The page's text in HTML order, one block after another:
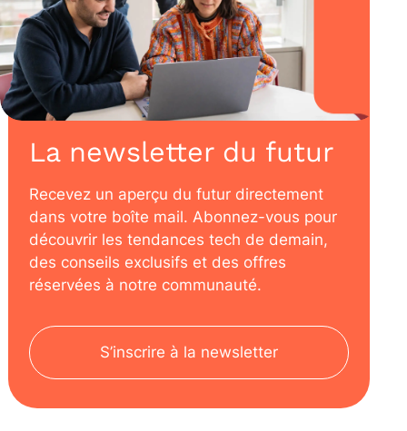
La newsletter du futur
Recevez un aperçu du futur directement
dans votre boîte mail. Abonnez-vous pour
découvrir les tendances tech de demain,
des conseils exclusifs et des offres
réservées à notre communauté.
S’inscrire à la newsletter